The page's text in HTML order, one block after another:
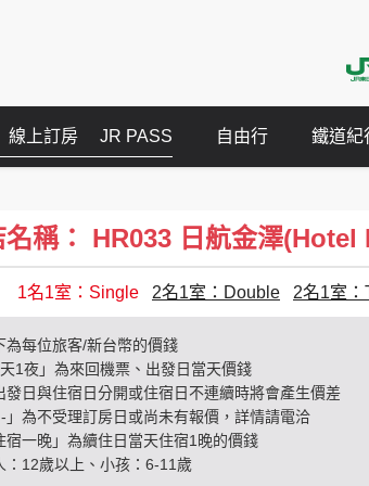
線上訂房 JR PASS 自由行 鐵道紀
名稱： HR033 日航金澤
1名1室：Single 2名1室：Double 2名1室：
為每位旅客/新台幣的價錢
天1夜」為來回機票、出發日當天價錢
發日與住宿日分開或住宿日不連續時將會產生價差
-」為不受理訂房日或尚未有報價，詳情請電洽
宿一晚」為續住日當天住宿1晚的價錢
：12歲以上、小孩：6-11歲